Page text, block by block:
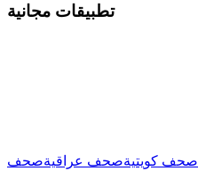
تطبيقات مجانية
صحف كويتيةصحف عراقيةصحف